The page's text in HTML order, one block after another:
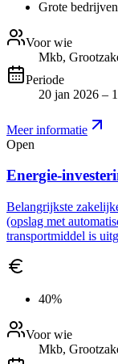
Grote
Voor wie
Mkb,
Periode
20 jan 2026 –
Meer informatie
Open
Energie-
Belangrijkste
(opslag met
transportmiddel is
40%
Voor wie
Mkb,